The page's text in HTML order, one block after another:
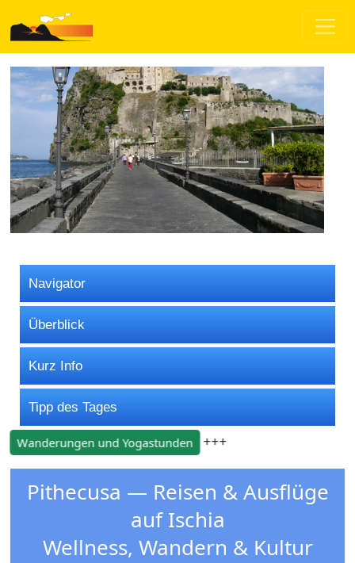
Navigator
Überblick
Kurz Info
Tipp des Tages
Wanderungen und Yogastunden +++
Pithecusa — Reisen & Ausflüge
auf Ischia
Wellness, Wandern & Kultur